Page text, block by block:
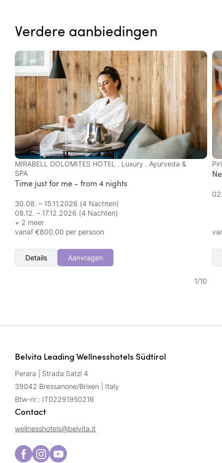
Verdere aanbiedingen
MIRABELL DOLOMITES HOTEL . Luxury . Ayurveda &
SPA
Time just for me - from 4 nights
30.08. – 15.11.2026 (4 Nachten)
08.12. – 17.12.2026 (4 Nachten)
+ 2 meer
vanaf €800.00 per persoon
Details Aanvragen
1/10
Belvita Leading Wellnesshotels Südtirol
Perara | Strada Satzl 4
39042 Bressanone/Brixen | Italy
Btw-nr.: IT02291950216
Contact
wellnesshotels@belvita.it